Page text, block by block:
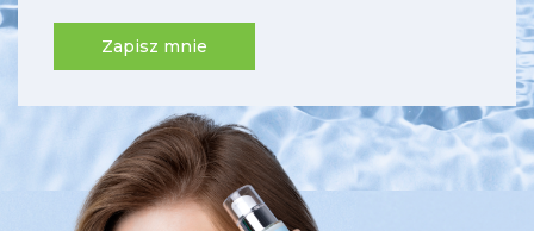
Zapisz mnie